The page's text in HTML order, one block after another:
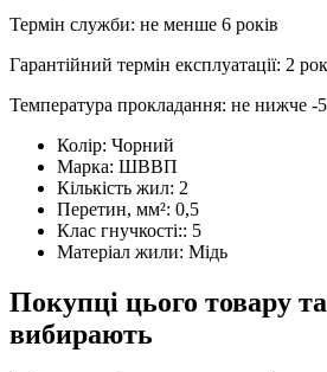
Термін служби: не менше 6 років
Гарантійний термін експлуатації: 2
Температура прокладання: не нижче -
Колір: Чорний
Марка: ШВВП
Кількість жил: 2
Перетин, мм²: 0,5
Клас гнучкості:: 5
Матеріал жили: Мідь
Покупці цього товару
вибирають